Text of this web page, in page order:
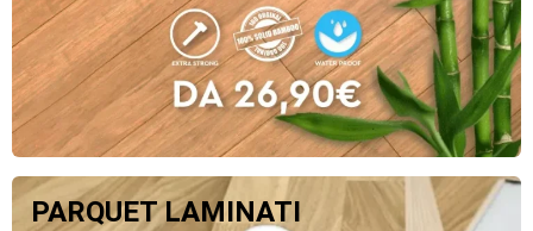
PARQUET LAMINATI